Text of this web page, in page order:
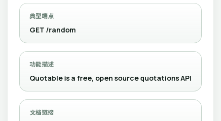
典型端点
GET /random
功能描述
Quotable is a free, open source quotations API
文档链接